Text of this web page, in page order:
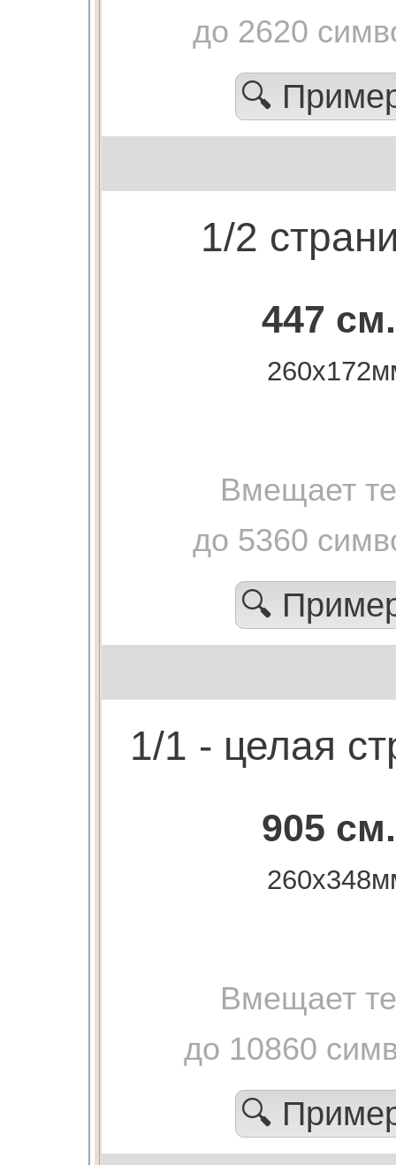
до 2620
🔍
1/2
447 см.
Вмещает
до 5360
🔍
1/1 - целая
905 см.
Вмещает
до 10860
🔍